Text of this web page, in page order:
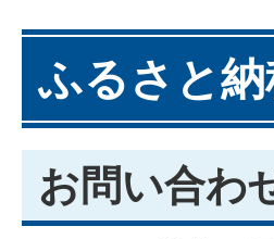
ふるさと
お問い合わ